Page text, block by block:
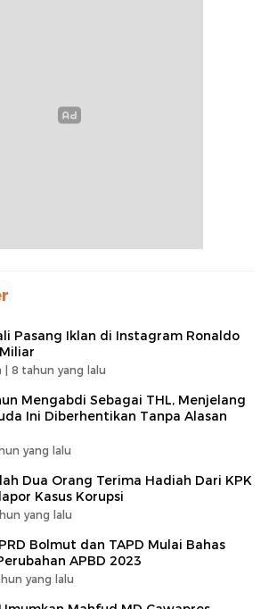
Pasang Iklan di Instagram Ronaldo
8 tahun yang lalu
Mengabdi Sebagai THL, Menjelang
Ini Diberhentikan Tanpa Alasan
yang lalu
Dua Orang Terima Hadiah Dari KPK
Kasus Korupsi
yang lalu
Bolmut dan TAPD Mulai Bahas
APBD 2023
yang lalu